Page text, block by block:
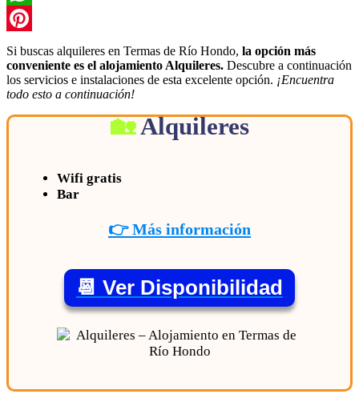
WhatsApp
Pinterest
Si buscas alquileres en Termas de Río Hondo, la opción más
conveniente es el alojamiento Alquileres. Descubre a continuación
los servicios e instalaciones de esta excelente opción. ¡Encuentra
todo esto a continuación!
Alquileres
Wifi gratis
Bar
👉 Más información
📆 Ver Disponibilidad